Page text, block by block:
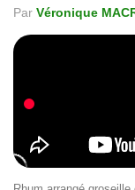
Par Véronique